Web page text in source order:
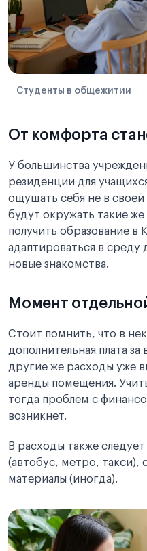
Студенты в общежитии
От комфорта
У большинства
резиденции для
ощущать себя не в своей
будут окружать такие
получить образование в
адаптироваться в среду
новые знакомства.
Момент
Стоит помнить, что в
дополнительная плата
другие же расходы уже
аренды помещения.
тогда проблем с
возникнет.
В расходы также
(автобус, метро, такси),
материалы (иногда).